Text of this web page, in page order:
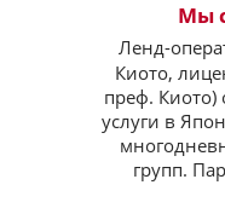
Мы
Ленд-
Киото,
преф. Киото)
услуги в
групп.